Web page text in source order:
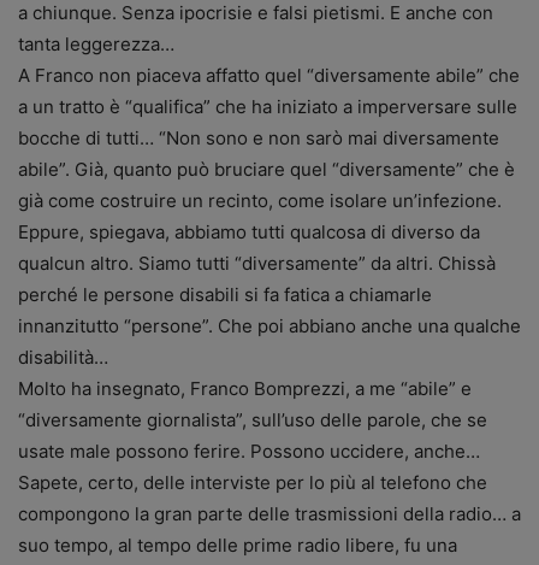
a chiunque. Senza ipocrisie e falsi pietismi. E anche con
tanta leggerezza…
A Franco non piaceva affatto quel “diversamente abile” che
a un tratto è “qualifica” che ha iniziato a imperversare sulle
bocche di tutti… “Non sono e non sarò mai diversamente
abile”. Già, quanto può bruciare quel “diversamente” che è
già come costruire un recinto, come isolare un’infezione.
Eppure, spiegava, abbiamo tutti qualcosa di diverso da
qualcun altro. Siamo tutti “diversamente” da altri. Chissà
perché le persone disabili si fa fatica a chiamarle
innanzitutto “persone”. Che poi abbiano anche una qualche
disabilità…
Molto ha insegnato, Franco Bomprezzi, a me “abile” e
“diversamente giornalista”, sull’uso delle parole, che se
usate male possono ferire. Possono uccidere, anche…
Sapete, certo, delle interviste per lo più al telefono che
compongono la gran parte delle trasmissioni della radio… a
suo tempo, al tempo delle prime radio libere, fu una